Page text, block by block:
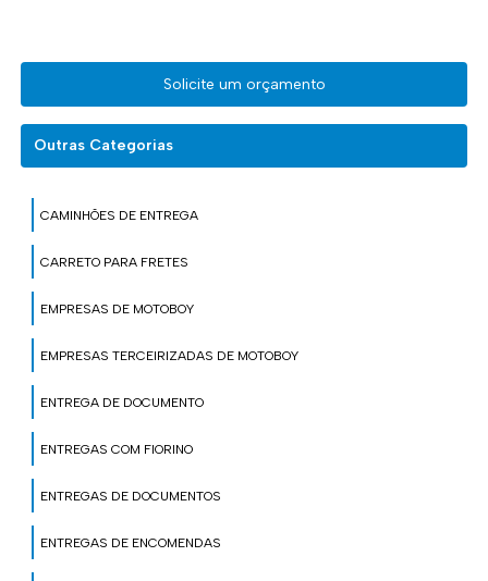
Solicite um orçamento
Outras Categorias
CAMINHÕES DE ENTREGA
CARRETO PARA FRETES
EMPRESAS DE MOTOBOY
EMPRESAS TERCEIRIZADAS DE MOTOBOY
ENTREGA DE DOCUMENTO
ENTREGAS COM FIORINO
ENTREGAS DE DOCUMENTOS
ENTREGAS DE ENCOMENDAS